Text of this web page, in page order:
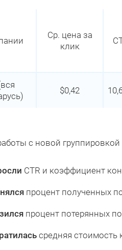
Ср. цена за
клик
$0,42
с новой
CTR и коэффициент
процент полученных
процент потерянных
средняя стоимость